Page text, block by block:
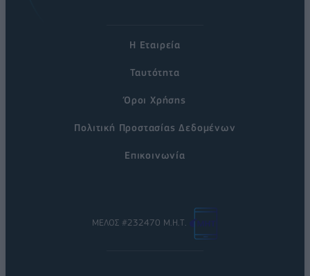
Η Εταιρεία
Ταυτότητα
Όροι Χρήσης
Πολιτική Προστασίας Δεδομένων
Επικοινωνία
ΜΕΛΟΣ #232470 Μ.Η.Τ.